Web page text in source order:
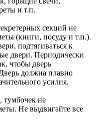
и т.п.
секций не
(книги, посуду и т.п.).
подтягиваться к
двери. Периодически
чтобы дверь
должна плавно
усилия.
не
Не выдвигайте все